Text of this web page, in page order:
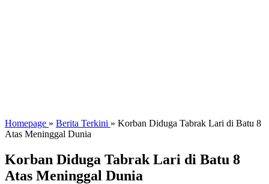
Homepage » Berita Terkini » Korban Diduga Tabrak Lari di Batu 8
Atas Meninggal Dunia
Korban Diduga Tabrak Lari di Batu 8
Atas Meninggal Dunia